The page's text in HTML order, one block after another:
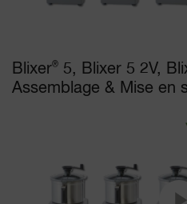
Blixer® 5, Blixer 5 2V,
Assemblage & Mise en